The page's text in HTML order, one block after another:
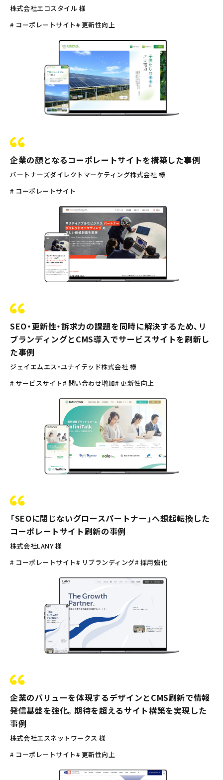
株式会社エコスタイル 様
# コーポレートサイト# 更新性向上
企業の顔となるコーポレートサイトを構築した事例
パートナーズダイレクトマーケティング株式会社 様
# コーポレートサイト
SEO・更新性・訴求力の課題を同時に解決するため、リ
ブランディングとCMS導入でサービスサイトを刷新し
た事例
ジェイエムエス・ユナイテッド株式会社 様
# サービスサイト# 問い合わせ増加# 更新性向上
「SEOに閉じないグロースパートナー」へ想起転換した
コーポレートサイト刷新の事例
株式会社LANY 様
# コーポレートサイト# リブランディング# 採用強化
企業のバリューを体現するデザインとCMS刷新で情報
発信基盤を強化。期待を超えるサイト構築を実現した
事例
株式会社エスネットワークス 様
# コーポレートサイト# 更新性向上